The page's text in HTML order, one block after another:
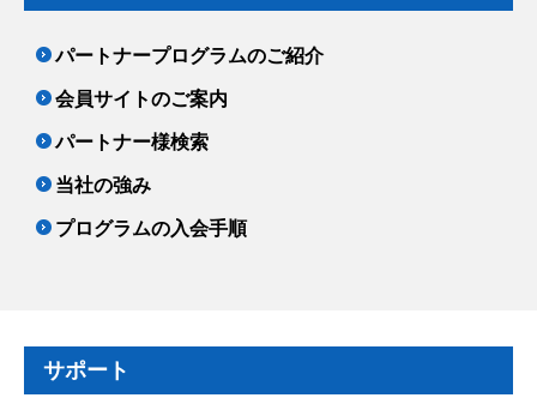
パートナープログラムのご紹介
会員サイトのご案内
パートナー様検索
当社の強み
プログラムの入会手順
サポート